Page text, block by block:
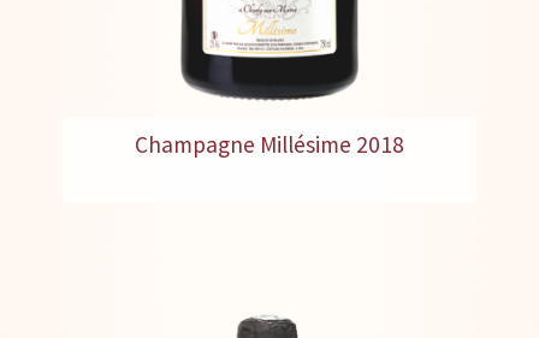
Champagne Millésime 2018